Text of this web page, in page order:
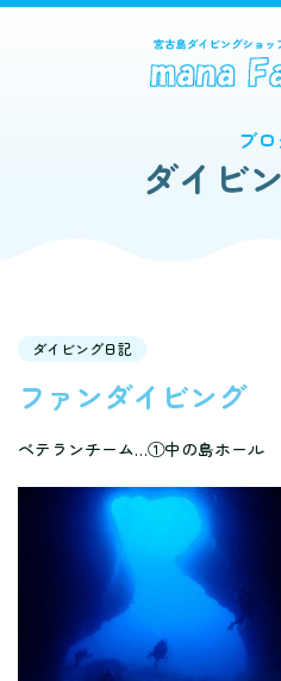
ブ
ダイビ
ダイビング日記
ファンダイビング
ベテランチーム…①中の島ホール